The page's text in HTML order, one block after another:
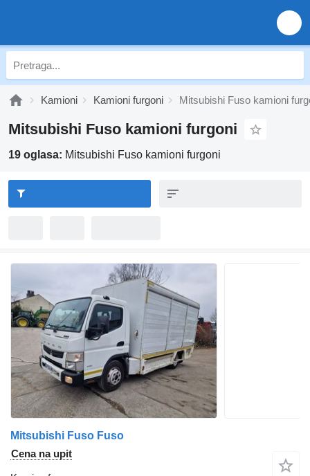
Kamioni Kamioni furgoni Mitsubishi Fuso kamioni
Mitsubishi Fuso kamioni furgoni
19 oglasa: Mitsubishi Fuso kamioni furgoni
Mitsubishi Fuso Fuso
Cena na upit